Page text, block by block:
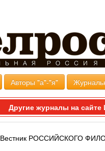
Авторы "а"-"я"
Другие журналы на
Вестник РОССИЙСКОГО